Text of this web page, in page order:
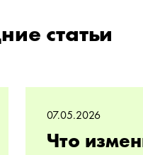
статьи
07.05.2026
Что